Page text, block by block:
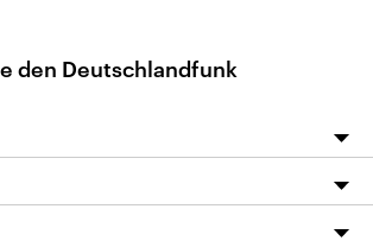
den Deutschlandfunk